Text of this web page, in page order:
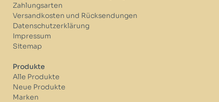
Zahlungsarten
Versandkosten und Rücksendungen
Datenschutzerklärung
Impressum
Sitemap
Produkte
Alle Produkte
Neue Produkte
Marken